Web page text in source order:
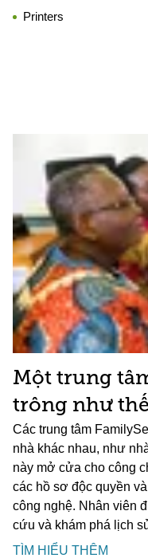
Printers
Một trung
trông như
Các trung tâm
nhà khác nhau, như
này mở cửa cho công
các hồ sơ độc quyền
công nghệ. Nhân viên
cứu và khám phá lịch
TÌM HIỂU THÊM